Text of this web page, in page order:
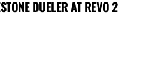
DUELER AT REVO 2